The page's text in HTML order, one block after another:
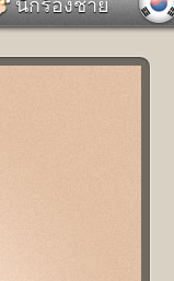
บ้านและการตกแต่ง
เข้
นักร้องชาย